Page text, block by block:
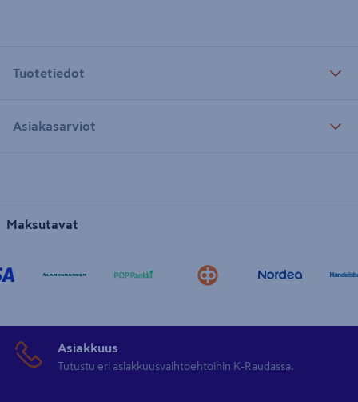
Tuotetiedot
Asiakasarviot
Maksutavat
Asiakkuus
Tutustu eri asiakkuusvaihtoehtoihin K-Raudassa.